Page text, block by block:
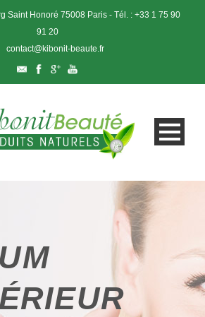
Saint Honoré 75008 Paris - Tél. : +33 1 75 90
91 20
contact@kibonit-beaute.fr